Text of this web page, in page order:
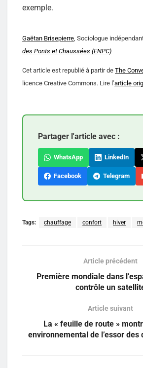
exemple.
Gaëtan Brisepierre , Sociologue
des Ponts et Chaussées (ENPC)
Cet article est republié à partir de The
licence Creative Commons. Lire l’article
Partager l'article avec :
WhatsApp LinkedIn
Facebook Telegram
Tags: chauffage confort hiver
Article précédent
Première mondiale dans
contrôle un
Article suivant
La « feuille de route »
environnemental de l’essor des